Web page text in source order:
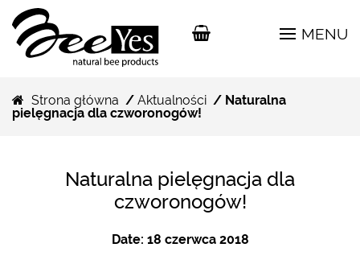
MENU
Strona główna / Aktualności/ Naturalna
pielęgnacja dla czworonogów!
Naturalna pielęgnacja dla
czworonogów!
Date: 18 czerwca 2018